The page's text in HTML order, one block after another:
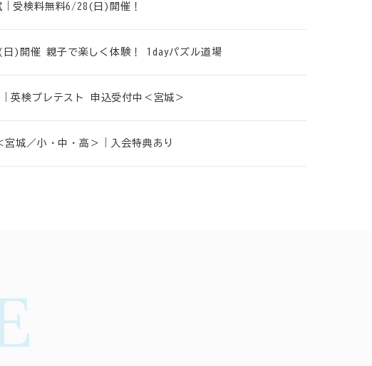
受検料無料6/28(日)開催！
日)開催 親子で楽しく体験！ 1dayパズル道場
英検プレテスト 申込受付中＜宮城＞
宮城／小・中・高＞｜入会特典あり